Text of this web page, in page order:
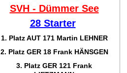
SVH - Dümmer See
28 Starter
1. Platz AUT 171 Martin LEHNER
2. Platz GER 18 Frank HÄNSGEN
3. Platz GER 121 Frank